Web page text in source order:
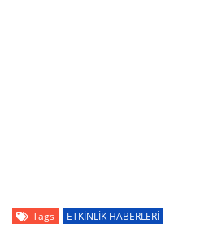
Tags ETKİNLİK HABERLERİ